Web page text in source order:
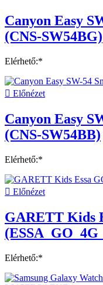
Canyon Easy
(CNS-SW54BG)
Elérhető:*
 Előnézet
Canyon Easy
(CNS-SW54BB)
Elérhető:*
 Előnézet
GARETT Kids
Elérhető:*